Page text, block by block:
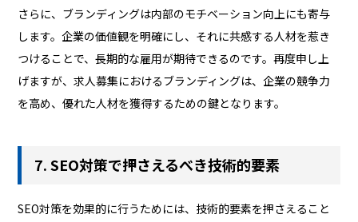
さらに、ブランディングは内部のモチベーション向上にも寄与
します。企業の価値観を明確にし、それに共感する人材を惹き
つけることで、長期的な雇用が期待できるのです。再度申し上
げますが、求人募集におけるブランディングは、企業の競争力
を高め、優れた人材を獲得するための鍵となります。
7. SEO対策で押さえるべき技術的要素
SEO対策を効果的に行うためには、技術的要素を押さえること